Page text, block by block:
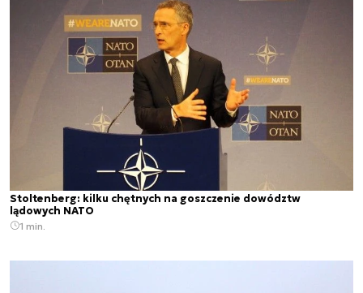
Stoltenberg: kilku chętnych na goszczenie dowództw
lądowych NATO
1 min.